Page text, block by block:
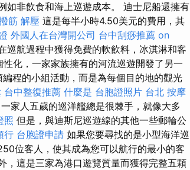
如非飲食和海上巡遊成本。 迪士尼船還擁有
筋 解壓 這是每半小時4.50美元的費用，其
外國人在台灣開公司 台中刮痧推薦 on
巡航過程中獲得免費的軟飲料，冰淇淋和客
化，一家家族擁有的河流巡遊開發了另一
編程的小組活動，而是為每個目的地的觀光
台中整復推薦 什麼是 台胞證照片 台北 按摩
家人五歲的巡洋艦總是很棘手，就像大多
照 但是，與迪斯尼巡遊線的其他一些郵輪公
行 台胞證申請 如果您要尋找的是小型海洋巡
位客人，使其成為您可以航行的最小的客
，這是三家為港口遊覽質量而獲得完整五顆